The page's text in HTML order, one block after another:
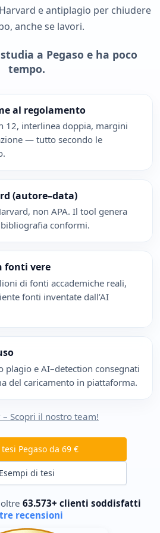
e antiplagio per chiudere
anche se lavori.
a Pegaso e ha poco
tempo.
al regolamento
12, interlinea doppia, margini
— tutto secondo le
(autore–data)
non APA. Il tool genera
conformi.
fonti vere
di fonti accademiche reali,
fonti inventate dall’AI
plagio e AI–detection consegnati
del caricamento in piattaforma.
– Scopri il nostro team!
Pegaso da 69 €
Esempi di tesi
oltre63.573+ clienti soddisfatti
recensioni